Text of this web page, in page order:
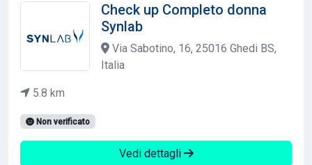
Check up Completo donna
Synlab
Via Sabotino, 16, 25016 Ghedi BS,
Italia
5.8 km
Non verificato
Vedi dettagli